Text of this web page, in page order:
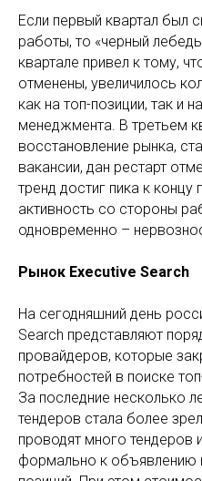
Если первый квартал был
работы, то «черный
квартале привел к тому,
отменены, увеличилось
как на топ-позиции, так и
менеджмента. В третьем
восстановление рынка,
вакансии, дан рестарт
тренд достиг пика к
активность со стороны
одновременно –
Рынок Executive Search
На сегодняшний день
Search представляют
провайдеров, которые
потребностей в поиске
За последние несколько
тендеров стала более
проводят много тендеров
формально к объявлению